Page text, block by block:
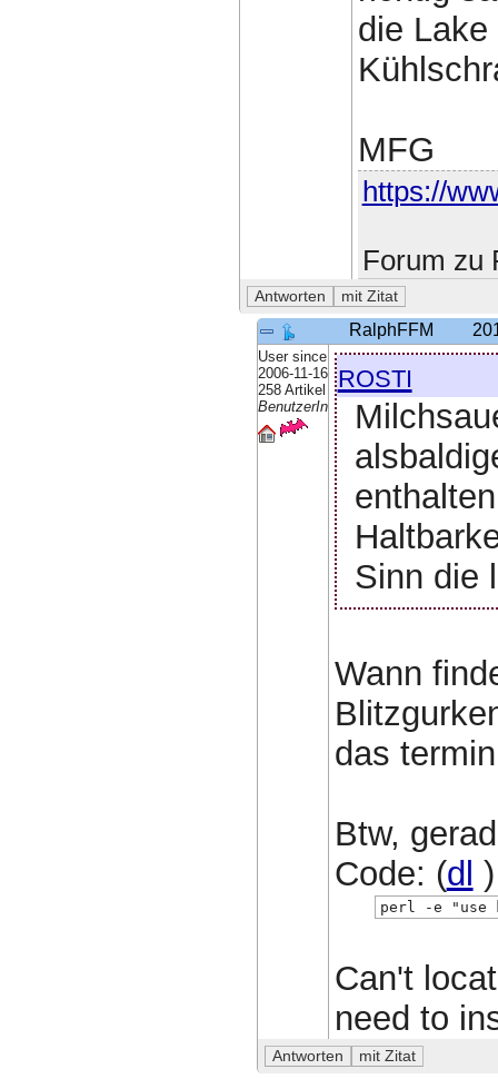
die
MFG
https://
Forum zu
RalphFFM
User since
2006-11-16
258 Artikel
BenutzerIn
rosti
Sinn die
Wann
das
Btw,
Code: (dl )
perl -e "use
Can't
need to